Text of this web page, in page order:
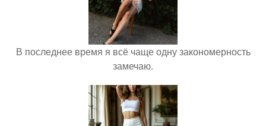
В последнее время я всё чаще одну закономерность
замечаю.